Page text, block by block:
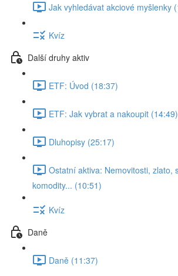
Jak vyhledávat akciové myšlenky
Kvíz
Další druhy aktiv
ETF: Úvod (18:37)
ETF: Jak vybrat a nakoupit (14:49)
Dluhopisy (25:17)
Ostatní aktiva: Nemovitosti, zlato,
komodity... (10:51)
Kvíz
Daně
Daně (11:37)